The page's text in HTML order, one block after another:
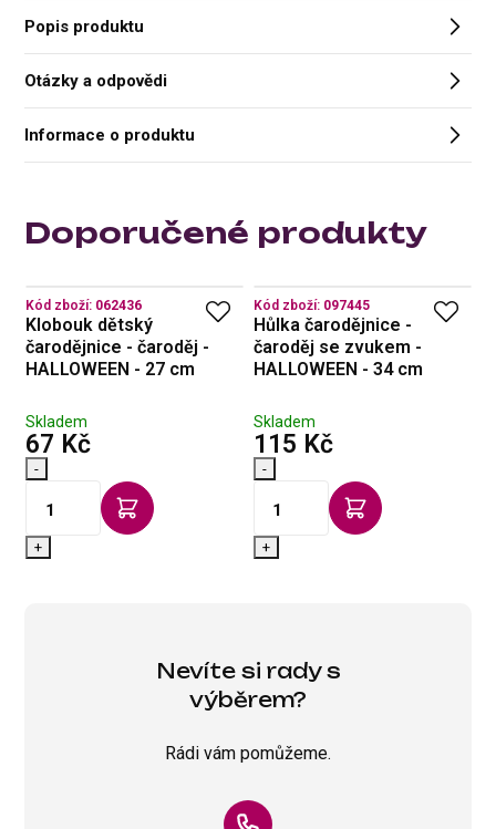
Popis produktu
Otázky a odpovědi
Informace o produktu
Doporučené produkty
Kód zboží: 062436
Klobouk dětský
čarodějnice - čaroděj -
HALLOWEEN - 27 cm
Skladem
67 Kčs DPH
-
+
Kód zboží: 097445
Hůlka čarodějnice -
čaroděj se zvukem -
HALLOWEEN - 34 cm
Skladem
115 Kčs DPH
-
+
Nevíte si rady s
výběrem?
Rádi vám pomůžeme.